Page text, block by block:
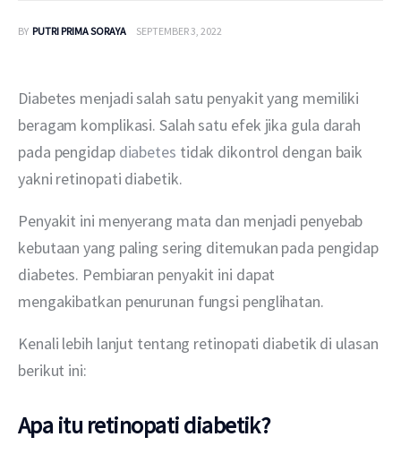
Berita
Layanan
BY PUTRI PRIMA SORAYA SEPTEMBER 3, 2022
Diabetes menjadi salah satu penyakit yang memiliki
beragam komplikasi. Salah satu efek jika gula darah
pada pengidap diabetes tidak dikontrol dengan baik
yakni retinopati diabetik.
Penyakit ini menyerang mata dan menjadi penyebab
kebutaan yang paling sering ditemukan pada pengidap
diabetes. Pembiaran penyakit ini dapat
mengakibatkan penurunan fungsi penglihatan.
Kenali lebih lanjut tentang retinopati diabetik di ulasan
berikut ini:
Apa itu retinopati diabetik?